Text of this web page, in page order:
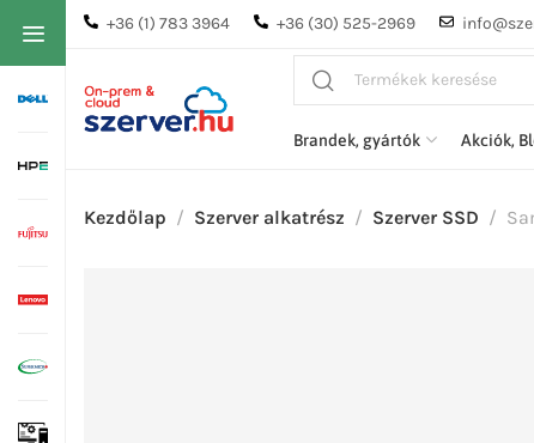
+36 (1) 783 3964 +36 (30) 525-2969
Brandek, gyártók Akciók,
Kezdőlap Szerver alkatrész Szerver SSD